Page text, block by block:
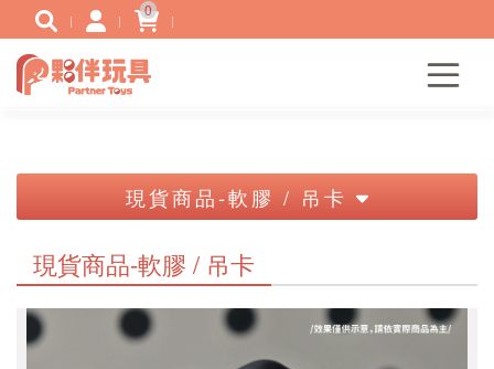
0
現貨商品-軟膠 / 吊卡
現貨商品-軟膠 / 吊卡